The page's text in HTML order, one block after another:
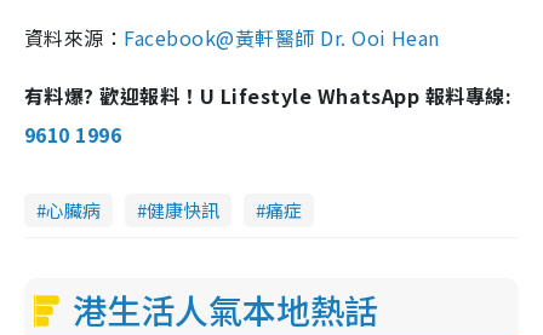
資料來源： Facebook@黃軒醫師 Dr. Ooi Hean
有料爆? 歡迎報料！U Lifestyle WhatsApp 報料專線:
9610 1996
心臟病 健康快訊 痛症
港生活人氣本地熱話